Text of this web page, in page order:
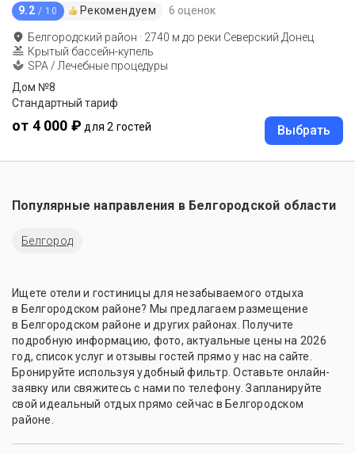
9.2 / 10 Рекомендуем 6 оценок
Белгородский район · 2740 м до реки Северский Донец
Крытый бассейн-купель
SPA / Лечебные процедуры
Дом №8
Стандартный тариф
от 4 000 ₽ для 2 гостей Выбрать
Популярные направления в Белгородской области
Белгород
Ищете отели и гостиницы для незабываемого отдыха
в Белгородском районе? Мы предлагаем размещение
в Белгородском районе и других районах. Получите
подробную информацию, фото, актуальные цены на 2026
год, список услуг и отзывы гостей прямо у нас на сайте.
Бронируйте используя удобный фильтр. Оставьте онлайн-
заявку или свяжитесь с нами по телефону. Запланируйте
свой идеальный отдых прямо сейчас в Белгородском
районе.